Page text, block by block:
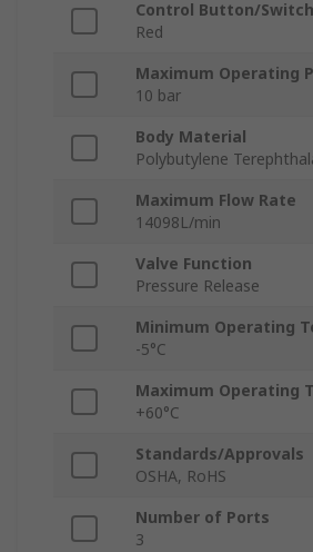
Control Button/
Red
Maximum Operating
10 bar
Body Material
Polybutylene
Maximum Flow Rate
14098L/min
Valve Function
Pressure Release
Minimum Operating
-5°C
Maximum Operating
+60°C
Standards/Approvals
OSHA, RoHS
Number of Ports
3